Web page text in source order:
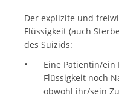
Der explizite und
Flüssigkeit (auch
des Suizids:
Eine Patientin/
Flüssigkeit noch
obwohl ihr/sein